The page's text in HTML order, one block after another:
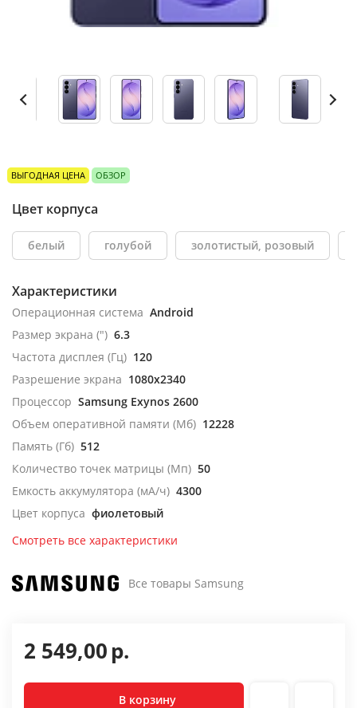
ВЫГОДНАЯ ЦЕНА ОБЗОР
Цвет корпуса
белый голубой золотистый, розовый
Характеристики
Операционная система Android
Размер экрана (") 6.3
Частота дисплея (Гц) 120
Разрешение экрана 1080x2340
Процессор Samsung Exynos 2600
Объем оперативной памяти (Мб) 12228
Память (Гб) 512
Количество точек матрицы (Мп) 50
Емкость аккумулятора (мА/ч) 4300
Цвет корпуса фиолетовый
Смотреть все характеристики
Все товары Samsung
2 549,00р.
В корзину